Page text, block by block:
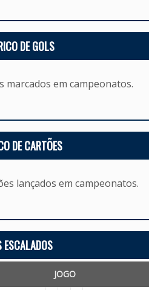
DE GOLS
em campeonatos.
DE CARTÕES
lançados em campeonatos.
ESCALADOS
JOGO